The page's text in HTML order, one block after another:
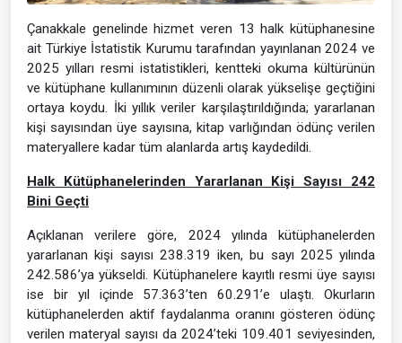
Çanakkale genelinde hizmet veren 13 halk kütüphanesine
ait Türkiye İstatistik Kurumu tarafından yayınlanan 2024 ve
2025 yılları resmi istatistikleri, kentteki okuma kültürünün
ve kütüphane kullanımının düzenli olarak yükselişe geçtiğini
ortaya koydu. İki yıllık veriler karşılaştırıldığında; yararlanan
kişi sayısından üye sayısına, kitap varlığından ödünç verilen
materyallere kadar tüm alanlarda artış kaydedildi.
Halk Kütüphanelerinden Yararlanan Kişi Sayısı 242
Bini Geçti
Açıklanan verilere göre, 2024 yılında kütüphanelerden
yararlanan kişi sayısı 238.319 iken, bu sayı 2025 yılında
242.586’ya yükseldi. Kütüphanelere kayıtlı resmi üye sayısı
ise bir yıl içinde 57.363’ten 60.291’e ulaştı. Okurların
kütüphanelerden aktif faydalanma oranını gösteren ödünç
verilen materyal sayısı da 2024’teki 109.401 seviyesinden,